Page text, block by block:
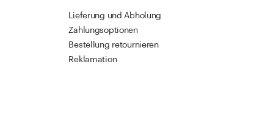
Lieferung und Abholung
Zahlungsoptionen
Bestellung retournieren
Reklamation